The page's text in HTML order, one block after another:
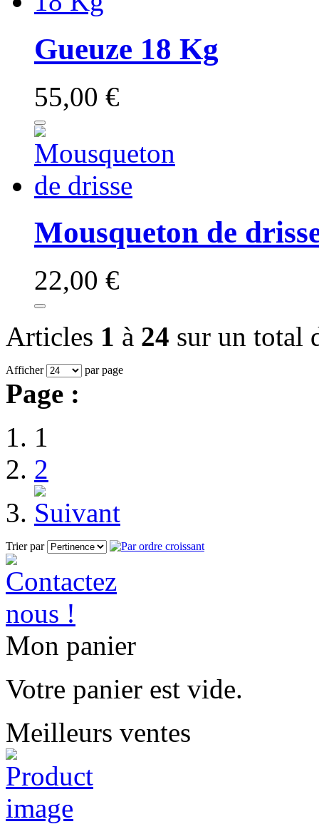
Gueuze 18 Kg
55,00 €
Mousqueton de
22,00 €
Articles 1 à 24 sur un total
Afficher par page
Page :
1
2
Trier par
Mon panier
Votre panier est vide.
Meilleurs ventes